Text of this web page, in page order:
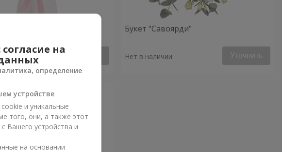
в Лояне" Букет "Савоярди"
Нет в наличии Уточнить
на
определение
устройстве
и уникальные
того, они, а также этот
Вашего устройства и
на основании